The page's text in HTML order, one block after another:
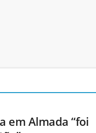
em Almada “foi